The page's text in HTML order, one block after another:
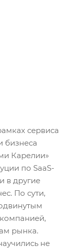
сервиса
бизнеса
Карелии»
по SaaS-
в другие
По сути,
рынка.
не